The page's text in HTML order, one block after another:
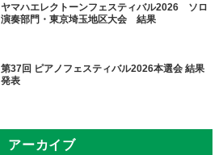
ヤマハエレクトーンフェスティバル2026 ソロ
演奏部門・東京埼玉地区大会 結果
第37回 ピアノフェスティバル2026本選会 結果
発表
アーカイブ